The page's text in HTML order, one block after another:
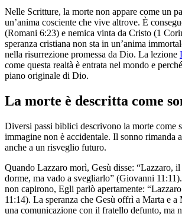
Nelle Scritture, la morte non appare come un
un’anima cosciente che vive altrove. È
(Romani 6:23) e nemica vinta da Cristo (1
speranza cristiana non sta in un’anima
nella risurrezione promessa da Dio. La lezione
come questa realtà è entrata nel mondo e
piano originale di Dio.
La morte è descritta come
Diversi passi biblici descrivono la morte come
immagine non è accidentale. Il sonno rimanda
anche a un risveglio futuro.
Quando Lazzaro morì, Gesù disse: “Lazzaro,
dorme, ma vado a svegliarlo” (Giovanni
non capirono, Egli parlò apertamente:
11:14). La speranza che Gesù offrì a Marta e a
una comunicazione con il fratello defunto, ma